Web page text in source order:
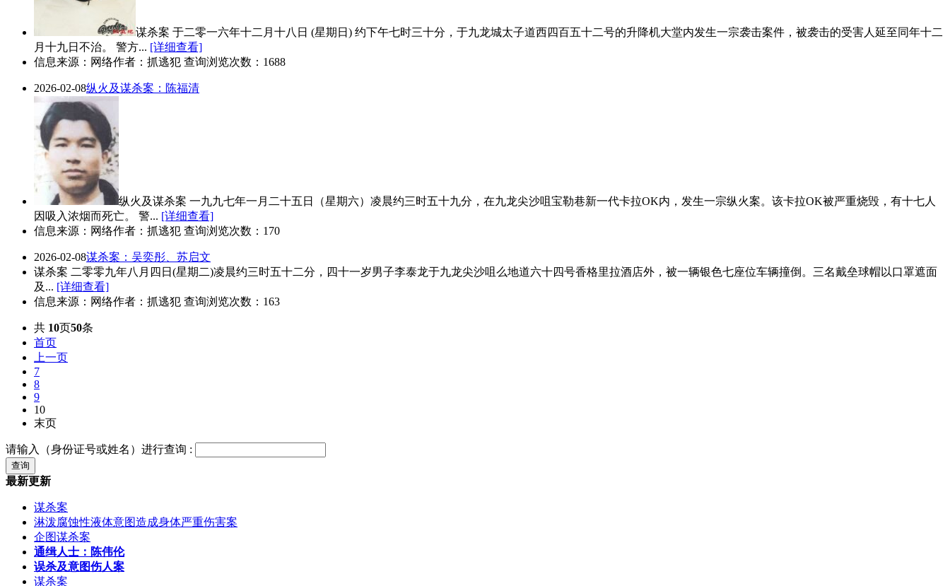
谋杀案 于二零一六年十二月十八日 (星期日) 约下午七时三十分，于九龙城太子道西四百五十二号的升降机大堂内发生一宗袭击案件，被袭击的受害人延至同年十二
月十九日不治。 警方... [详细查看]
信息来源：网络作者：抓逃犯 查询浏览次数：1688
2026-02-08纵火及谋杀案：陈福清
纵火及谋杀案 一九九七年一月二十五日（星期六）凌晨约三时五十九分，在九龙尖沙咀宝勒巷新一代卡拉OK内，发生一宗纵火案。该卡拉OK被严重烧毁，有十七人
因吸入浓烟而死亡。 警... [详细查看]
信息来源：网络作者：抓逃犯 查询浏览次数：170
2026-02-08谋杀案：吴奕彤、苏启文
谋杀案 二零零九年八月四日(星期二)凌晨约三时五十二分，四十一岁男子李泰龙于九龙尖沙咀么地道六十四号香格里拉酒店外，被一辆银色七座位车辆撞倒。三名戴垒球帽以口罩遮面
及... [详细查看]
信息来源：网络作者：抓逃犯 查询浏览次数：163
共 10页50条
首页
上一页
7
8
9
10
末页
请输入（身份证号或姓名）进行查询 :
最新更新
谋杀案
淋泼腐蚀性液体意图造成身体严重伤害案
企图谋杀案
通缉人士：陈伟伦
误杀及意图伤人案
谋杀案